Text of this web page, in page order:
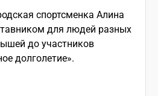
спортсменка Алина
для людей разных
до участников
долголетие».